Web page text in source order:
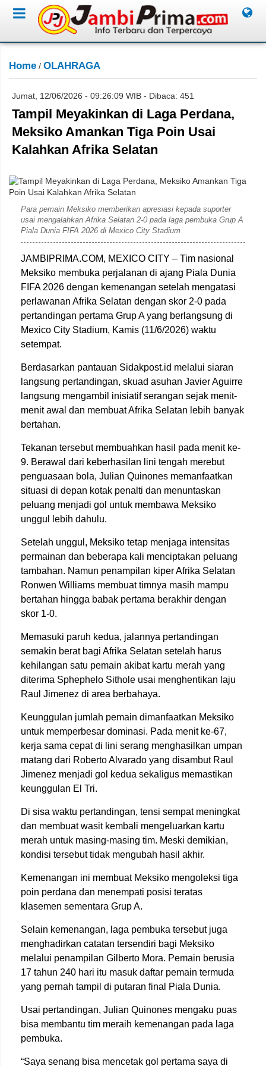
Home / OLAHRAGA
Jumat, 12/06/2026 - 09:26:09 WIB - Dibaca: 451
Tampil Meyakinkan di Laga Perdana,
Meksiko Amankan Tiga Poin Usai
Kalahkan Afrika Selatan
Para pemain Meksiko memberikan apresiasi kepada suporter
usai mengalahkan Afrika Selatan 2-0 pada laga pembuka Grup A
Piala Dunia FIFA 2026 di Mexico City Stadium
JAMBIPRIMA.COM, MEXICO CITY – Tim nasional
Meksiko membuka perjalanan di ajang Piala Dunia
FIFA 2026 dengan kemenangan setelah mengatasi
perlawanan Afrika Selatan dengan skor 2-0 pada
pertandingan pertama Grup A yang berlangsung di
Mexico City Stadium, Kamis (11/6/2026) waktu
setempat.
Berdasarkan pantauan Sidakpost.id melalui siaran
langsung pertandingan, skuad asuhan Javier Aguirre
langsung mengambil inisiatif serangan sejak menit-
menit awal dan membuat Afrika Selatan lebih banyak
bertahan.
Tekanan tersebut membuahkan hasil pada menit ke-
9. Berawal dari keberhasilan lini tengah merebut
penguasaan bola, Julian Quinones memanfaatkan
situasi di depan kotak penalti dan menuntaskan
peluang menjadi gol untuk membawa Meksiko
unggul lebih dahulu.
Setelah unggul, Meksiko tetap menjaga intensitas
permainan dan beberapa kali menciptakan peluang
tambahan. Namun penampilan kiper Afrika Selatan
Ronwen Williams membuat timnya masih mampu
bertahan hingga babak pertama berakhir dengan
skor 1-0.
Memasuki paruh kedua, jalannya pertandingan
semakin berat bagi Afrika Selatan setelah harus
kehilangan satu pemain akibat kartu merah yang
diterima Sphephelo Sithole usai menghentikan laju
Raul Jimenez di area berbahaya.
Keunggulan jumlah pemain dimanfaatkan Meksiko
untuk memperbesar dominasi. Pada menit ke-67,
kerja sama cepat di lini serang menghasilkan umpan
matang dari Roberto Alvarado yang disambut Raul
Jimenez menjadi gol kedua sekaligus memastikan
keunggulan El Tri.
Di sisa waktu pertandingan, tensi sempat meningkat
dan membuat wasit kembali mengeluarkan kartu
merah untuk masing-masing tim. Meski demikian,
kondisi tersebut tidak mengubah hasil akhir.
Kemenangan ini membuat Meksiko mengoleksi tiga
poin perdana dan menempati posisi teratas
klasemen sementara Grup A.
Selain kemenangan, laga pembuka tersebut juga
menghadirkan catatan tersendiri bagi Meksiko
melalui penampilan Gilberto Mora. Pemain berusia
17 tahun 240 hari itu masuk daftar pemain termuda
yang pernah tampil di putaran final Piala Dunia.
Usai pertandingan, Julian Quinones mengaku puas
bisa membantu tim meraih kemenangan pada laga
pembuka.
“Saya senang bisa mencetak gol pertama saya di